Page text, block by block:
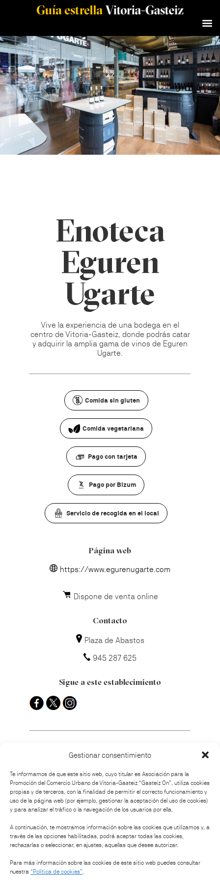
Gestionar consentimiento
Te informamos de que este sitio web, cuyo titular es Asociación para la
Promoción del Comercio Urbano de Vitoria-Gasteiz “Gasteiz On”, utiliza cookies
propias y de terceros, con la finalidad de permitir el correcto funcionamiento y
uso de la página web (por ejemplo, gestionar la aceptación del uso de cookies)
y para analizar el tráfico o la navegación de los usuarios por ella.
A continuación, te mostramos información sobre las cookies que utilizamos y, a
través de las opciones habilitadas, podrá aceptar todas las cookies,
rechazarlas o seleccionar, en ajustes, aquellas que desee autorizar.
Para más información sobre las cookies de este sitio web puedes consultar
nuestra “Política de cookies”.
Enoteca
Eguren
Ugarte
Vive la experiencia de una bodega en el
centro de Vitoria-Gasteiz, donde podrás catar
y adquirir la amplia gama de vinos de Eguren
Ugarte.
Comida sin gluten
Comida vegetariana
Pago con tarjeta
Pago por Bizum
Servicio de recogida en el local
Página web
https://www.egurenugarte.com
Dispone de venta online
Contacto
Plaza de Abastos
945 287 625
Sigue a este establecimiento
¿Cómo llegar?
Organiza:
Patrocinan: